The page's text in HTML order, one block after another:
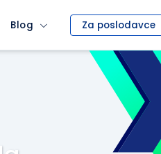
Blog Za poslodavce